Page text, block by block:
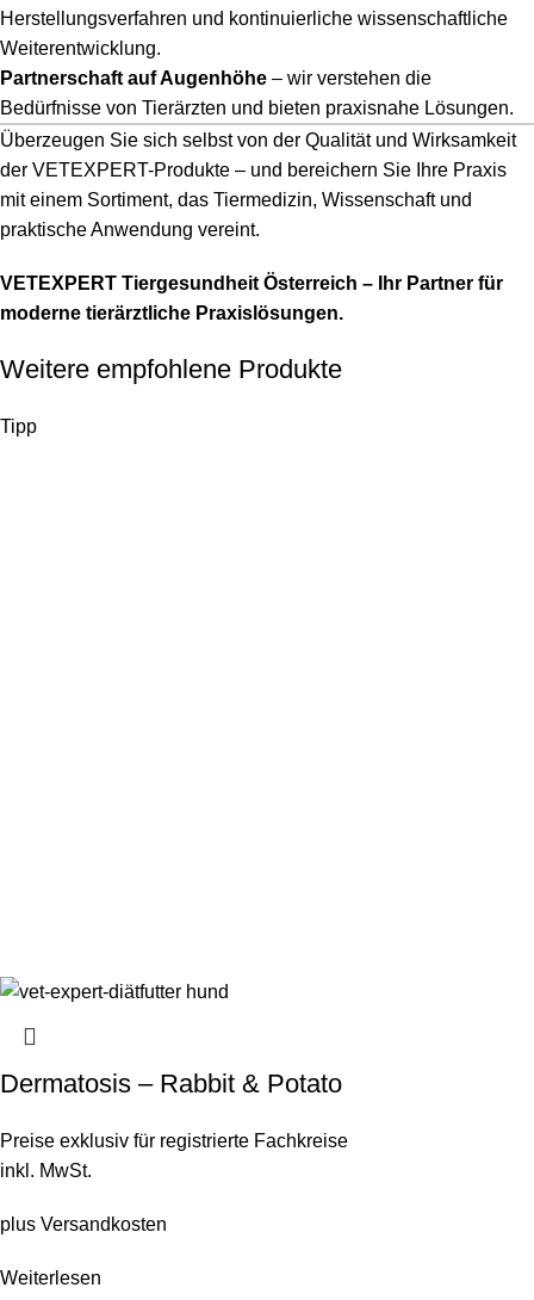
Herstellungsverfahren und kontinuierliche wissenschaftliche
Weiterentwicklung.
Partnerschaft auf Augenhöhe – wir verstehen die
Bedürfnisse von Tierärzten und bieten praxisnahe Lösungen.
Überzeugen Sie sich selbst von der Qualität und Wirksamkeit
der VETEXPERT-Produkte – und bereichern Sie Ihre Praxis
mit einem Sortiment, das Tiermedizin, Wissenschaft und
praktische Anwendung vereint.
VETEXPERT Tiergesundheit Österreich – Ihr Partner für
moderne tierärztliche Praxislösungen.
Weitere empfohlene Produkte
Tipp
Dermatosis – Rabbit & Potato
Preise exklusiv für registrierte Fachkreise
inkl. MwSt.
plus Versandkosten
Weiterlesen